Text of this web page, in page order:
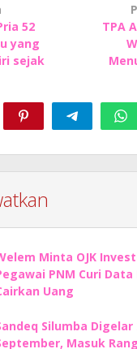
52
yang
sejak
TPA
Minta OJK
PNM Curi Data
Uang
Silumba Digelar
Masuk